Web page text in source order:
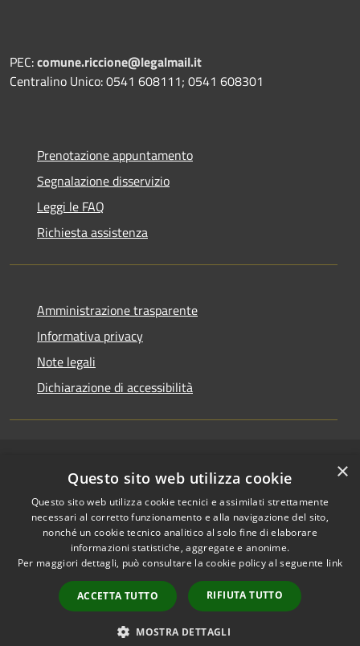
PEC:comune.riccione@legalmail.it
Centralino Unico: 0541 608111; 0541 608301
Prenotazione appuntamento
Segnalazione disservizio
Leggi le FAQ
Richiesta assistenza
Amministrazione trasparente
Informativa privacy
Note legali
Dichiarazione di accessibilità
Accessibilità
Privacy
Cookie
Mappa del sito
Area riservata
amministratori comunali
Portale Dipendente
Comunicazioni Dirigenti
Copyright © 2026 • Comune di
Riccione • Powered by
Municipium•Accesso
redazione
×
Questo sito web utilizza cookie
Questo sito web utilizza cookie tecnici e assimilati strettamente
necessari al corretto funzionamento e alla navigazione del sito,
nonché un cookie tecnico analitico al solo fine di elaborare
informazioni statistiche, aggregate e anonime.
Per maggiori dettagli, può consultare la cookie policy al seguente link
ACCETTA TUTTO RIFIUTA TUTTO
MOSTRA DETTAGLI